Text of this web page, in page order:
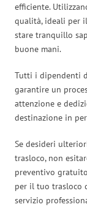
efficiente.
qualità, ideali per
stare tranquillo
buone mani.
Tutti i dipendenti
garantire un
attenzione e
destinazione in
Se desideri
trasloco, non
preventivo
per il tuo trasloco
servizio